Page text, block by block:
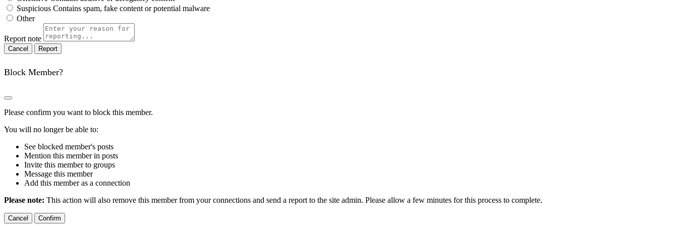
Suspicious Contains spam, fake content or potential malware
Other
Report note
Report
Block Member?
Please confirm you want to block this member.
You will no longer be able to:
See blocked member's posts
Mention this member in posts
Invite this member to groups
Message this member
Add this member as a connection
Please note: This action will also remove this member from your connections and send a report to the site admin. Please allow a few minutes for this process to complete.
Confirm